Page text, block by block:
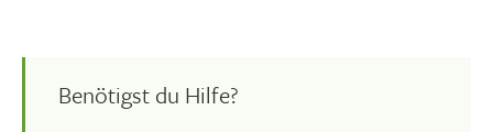
Benötigst du Hilfe?